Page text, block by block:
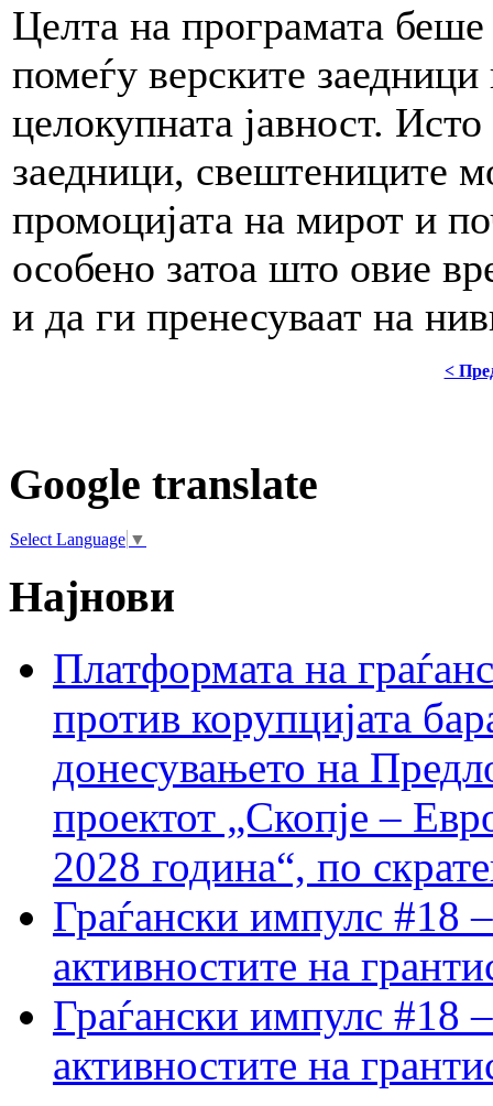
Целта на програмата беше
помеѓу верските
целокупната јавност.
заедници, свештениците
промоцијата на мирот и
особено затоа што овие
и да ги пренесуваат на
<
Google translate
Select Language ▼
Најнови
Платформата на
против корупцијата
донесувањето на
проектот „Скопје –
2028 година“, по
Граѓански импулс #18
активностите на
Граѓански импулс #18
активностите на